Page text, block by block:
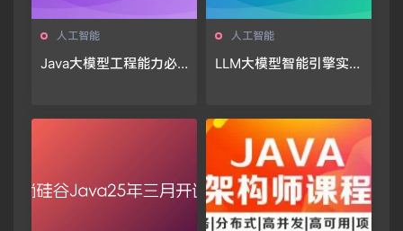
人工智能
Java大模型工程能力必
人工智能
LLM大模型智能引擎实